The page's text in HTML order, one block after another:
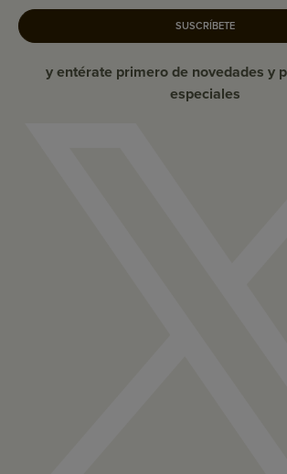
SUSCRÍBETE
y entérate primero de novedades y
especiales